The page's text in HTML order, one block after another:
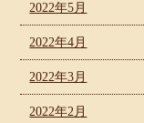
2022年5月
2022年4月
2022年3月
2022年2月